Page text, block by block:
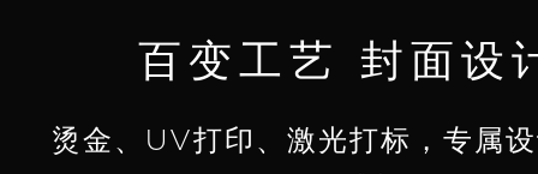
百变工艺 封面设
烫金、UV打印、激光打标，专属